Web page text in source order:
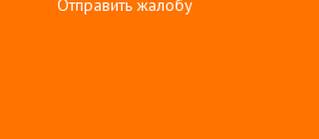
Отправить жалобу